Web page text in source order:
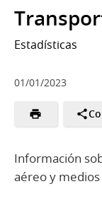
Estadísticas
01/01/2023
Información
aéreo y